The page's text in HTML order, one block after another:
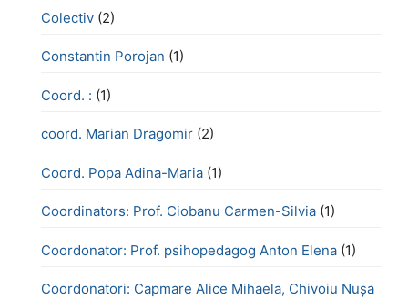
Colectiv (2)
Constantin Porojan (1)
Coord. : (1)
coord. Marian Dragomir (2)
Coord. Popa Adina-Maria (1)
Coordinators: Prof. Ciobanu Carmen-Silvia (1)
Coordonator: Prof. psihopedagog Anton Elena (1)
Coordonatori: Capmare Alice Mihaela, Chivoiu Nușa